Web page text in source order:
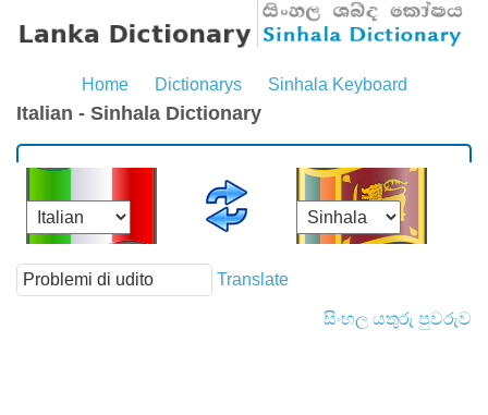
Home Dictionarys Sinhala Keyboard
Italian - Sinhala Dictionary
Translate
සිංහල යතුරු පුවරුව